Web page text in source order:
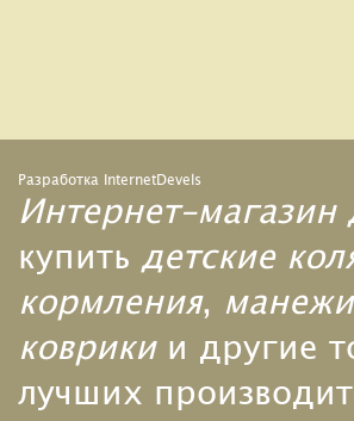
Разработка InternetDevels
Интернет-магазин
купить детские
кормления, манежи
коврики и другие
лучших